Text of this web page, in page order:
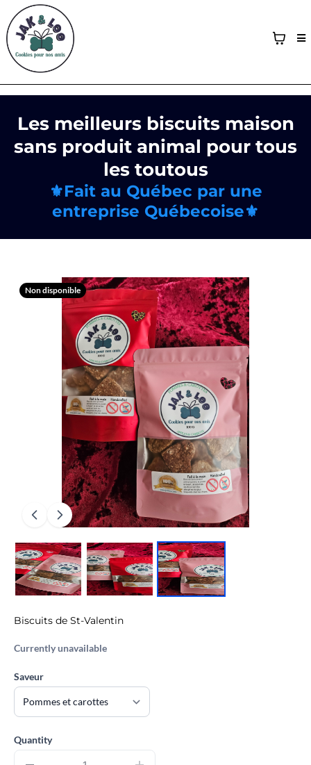
Les meilleurs biscuits maison
sans produit animal pour tous
les toutous
⚜️Fait au Québec par une
entreprise Québecoise⚜️
Non disponible
Biscuits de St-Valentin
Currently unavailable
Saveur
Quantity